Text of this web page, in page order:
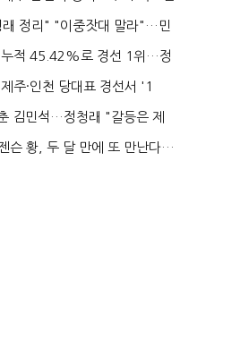
'(종합)...
래 정리" "이중잣대 말라"…민
원 계파 다...
누적 45.42%로 경선 1위…정
차 0.86%p(...
주·인천 당대표 경선서 '1
김민석…정청래 "갈등은 제
슨 황, 두 달 만에 또 만난다…